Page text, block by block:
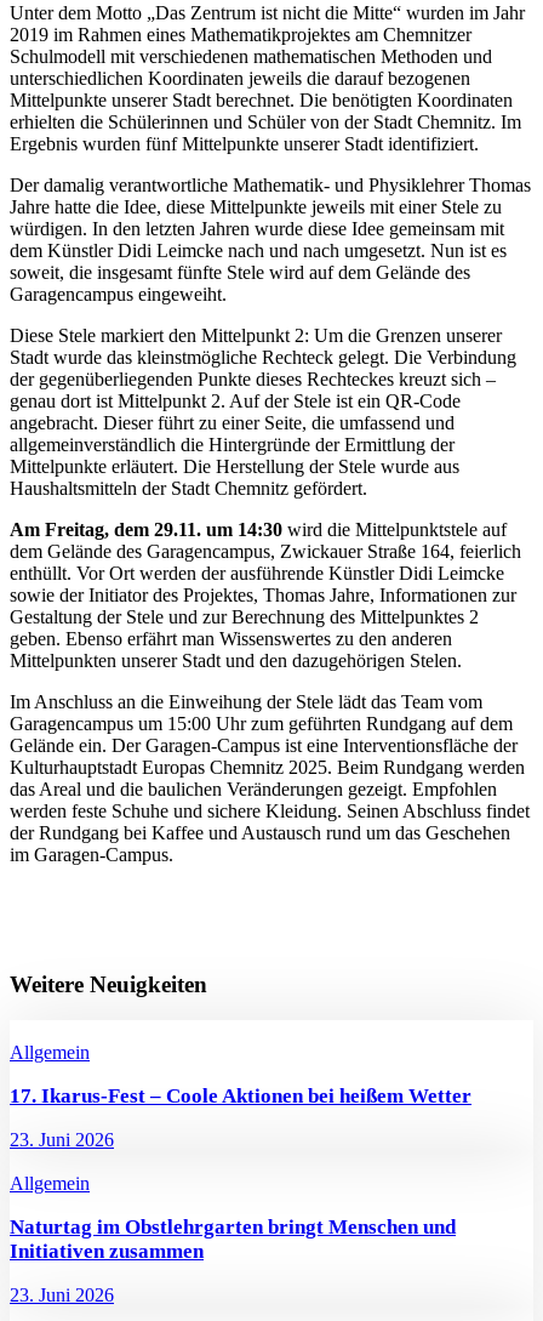
Unter dem Motto „Das Zentrum ist nicht die Mitte“ wurden im Jahr
2019 im Rahmen eines Mathematikprojektes am Chemnitzer
Schulmodell mit verschiedenen mathematischen Methoden und
unterschiedlichen Koordinaten jeweils die darauf bezogenen
Mittelpunkte unserer Stadt berechnet. Die benötigten Koordinaten
erhielten die Schülerinnen und Schüler von der Stadt Chemnitz. Im
Ergebnis wurden fünf Mittelpunkte unserer Stadt identifiziert.
Der damalig verantwortliche Mathematik- und Physiklehrer Thomas
Jahre hatte die Idee, diese Mittelpunkte jeweils mit einer Stele zu
würdigen. In den letzten Jahren wurde diese Idee gemeinsam mit
dem Künstler Didi Leimcke nach und nach umgesetzt. Nun ist es
soweit, die insgesamt fünfte Stele wird auf dem Gelände des
Garagencampus eingeweiht.
Diese Stele markiert den Mittelpunkt 2: Um die Grenzen unserer
Stadt wurde das kleinstmögliche Rechteck gelegt. Die Verbindung
der gegenüberliegenden Punkte dieses Rechteckes kreuzt sich –
genau dort ist Mittelpunkt 2. Auf der Stele ist ein QR-Code
angebracht. Dieser führt zu einer Seite, die umfassend und
allgemeinverständlich die Hintergründe der Ermittlung der
Mittelpunkte erläutert. Die Herstellung der Stele wurde aus
Haushaltsmitteln der Stadt Chemnitz gefördert.
Am Freitag, dem 29.11. um 14:30 wird die Mittelpunktstele auf
dem Gelände des Garagencampus, Zwickauer Straße 164, feierlich
enthüllt. Vor Ort werden der ausführende Künstler Didi Leimcke
sowie der Initiator des Projektes, Thomas Jahre, Informationen zur
Gestaltung der Stele und zur Berechnung des Mittelpunktes 2
geben. Ebenso erfährt man Wissenswertes zu den anderen
Mittelpunkten unserer Stadt und den dazugehörigen Stelen.
Im Anschluss an die Einweihung der Stele lädt das Team vom
Garagencampus um 15:00 Uhr zum geführten Rundgang auf dem
Gelände ein. Der Garagen-Campus ist eine Interventionsfläche der
Kulturhauptstadt Europas Chemnitz 2025. Beim Rundgang werden
das Areal und die baulichen Veränderungen gezeigt. Empfohlen
werden feste Schuhe und sichere Kleidung. Seinen Abschluss findet
der Rundgang bei Kaffee und Austausch rund um das Geschehen
im Garagen-Campus.
Weitere Neuigkeiten
Allgemein
17. Ikarus-Fest – Coole Aktionen bei heißem Wetter
23. Juni 2026
Allgemein
Naturtag im Obstlehrgarten bringt Menschen und
Initiativen zusammen
23. Juni 2026